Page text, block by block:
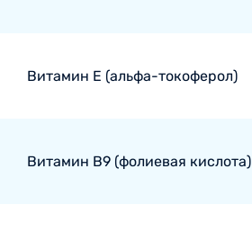
Витамин Е (альфа-токоферол)
Витамин В9 (фолиевая кислота)